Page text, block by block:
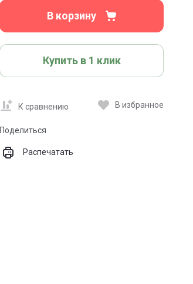
В корзину
Купить в 1 клик
К сравнению В избранное
Поделиться
Распечатать